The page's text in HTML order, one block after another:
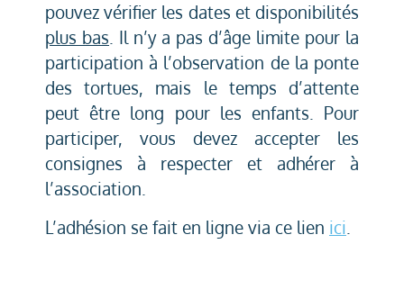
pouvez vérifier les dates et disponibilités
plus bas. Il n’y a pas d’âge limite pour la
participation à l’observation de la ponte
des tortues, mais le temps d’attente
peut être long pour les enfants. Pour
participer, vous devez accepter les
consignes à respecter et adhérer à
l’association.
L’adhésion se fait en ligne via ce lien ici